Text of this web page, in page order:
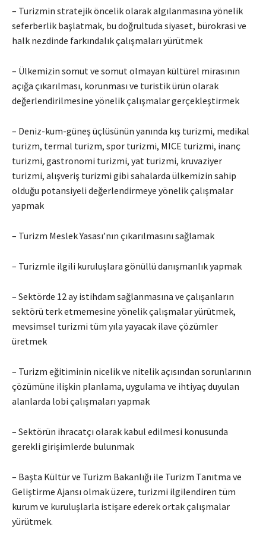
– Turizmin stratejik öncelik olarak algılanmasına yönelik
seferberlik başlatmak, bu doğrultuda siyaset, bürokrasi ve
halk nezdinde farkındalık çalışmaları yürütmek
– Ülkemizin somut ve somut olmayan kültürel mirasının
açığa çıkarılması, korunması ve turistik ürün olarak
değerlendirilmesine yönelik çalışmalar gerçekleştirmek
– Deniz-kum-güneş üçlüsünün yanında kış turizmi, medikal
turizm, termal turizm, spor turizmi, MICE turizmi, inanç
turizmi, gastronomi turizmi, yat turizmi, kruvaziyer
turizmi, alışveriş turizmi gibi sahalarda ülkemizin sahip
olduğu potansiyeli değerlendirmeye yönelik çalışmalar
yapmak
– Turizm Meslek Yasası’nın çıkarılmasını sağlamak
– Turizmle ilgili kuruluşlara gönüllü danışmanlık yapmak
– Sektörde 12 ay istihdam sağlanmasına ve çalışanların
sektörü terk etmemesine yönelik çalışmalar yürütmek,
mevsimsel turizmi tüm yıla yayacak ilave çözümler
üretmek
– Turizm eğitiminin nicelik ve nitelik açısından sorunlarının
çözümüne ilişkin planlama, uygulama ve ihtiyaç duyulan
alanlarda lobi çalışmaları yapmak
– Sektörün ihracatçı olarak kabul edilmesi konusunda
gerekli girişimlerde bulunmak
– Başta Kültür ve Turizm Bakanlığı ile Turizm Tanıtma ve
Geliştirme Ajansı olmak üzere, turizmi ilgilendiren tüm
kurum ve kuruluşlarla istişare ederek ortak çalışmalar
yürütmek.